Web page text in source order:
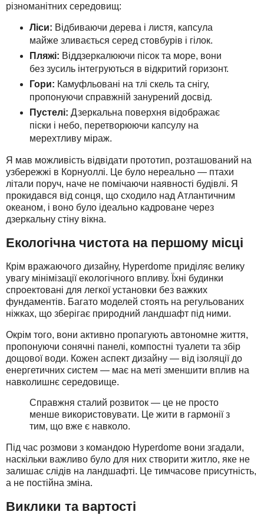
різноманітних середовищ:
Ліси: Відбиваючи дерева і листя, капсула
майже зливається серед стовбурів і гілок.
Пляжі: Віддзеркалюючи пісок та море, вони
без зусиль інтегруються в відкритий горизонт.
Гори: Камуфльовані на тлі скель та снігу,
пропонуючи справжній занурений досвід.
Пустелі: Дзеркальна поверхня відображає
піски і небо, перетворюючи капсулу на
мерехтливу міраж.
Я мав можливість відвідати прототип, розташований на
узбережжі в Корнуоллі. Це було нереально — птахи
літали поруч, наче не помічаючи наявності будівлі. Я
прокидався від сонця, що сходило над Атлантичним
океаном, і воно було ідеально кадроване через
дзеркальну стіну вікна.
Екологічна чистота на першому місці
Крім вражаючого дизайну, Hyperdome приділяє велику
увагу мінімізації екологічного впливу. Їхні будинки
спроектовані для легкої установки без важких
фундаментів. Багато моделей стоять на регульованих
ніжках, що зберігає природний ландшафт під ними.
Окрім того, вони активно пропагують автономне життя,
пропонуючи сонячні панелі, компостні туалети та збір
дощової води. Кожен аспект дизайну — від ізоляції до
енергетичних систем — має на меті зменшити вплив на
навколишнє середовище.
Справжня сталий розвиток — це не просто
менше використовувати. Це жити в гармонії з
тим, що вже є навколо.
Під час розмови з командою Hyperdome вони згадали,
наскільки важливо було для них створити житло, яке не
залишає слідів на ландшафті. Це тимчасове присутність,
а не постійна зміна.
Виклики та вартості